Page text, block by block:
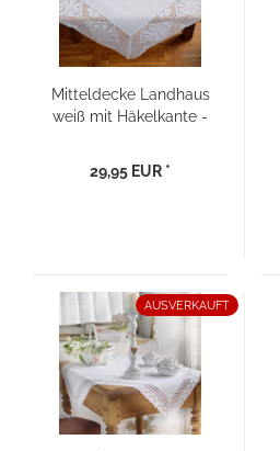
Mitteldecke Landhaus
weiß mit Häkelkante -
29,95 EUR *
AUSVERKAUFT